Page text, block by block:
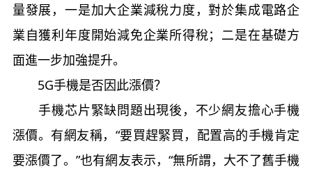
量發展，一是加大企業減稅力度，對於集成電路企
業自獲利年度開始減免企業所得稅；二是在基礎方
面進一步加強提升。
5G手機是否因此漲價？
手機芯片緊缺問題出現後，不少網友擔心手機
漲價。有網友稱，“要買趕緊買，配置高的手機肯定
要漲價了。”也有網友表示，“無所謂，大不了舊手機